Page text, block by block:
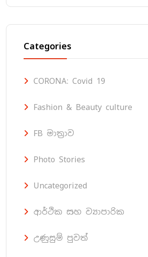
Categories
CORONA: Covid 19
Fashion & Beauty culture
FB මාත්‍රාව
Photo Stories
Uncategorized
ආර්ථික සහ ව්‍යාපාරික
උණුසුම් පුවත්